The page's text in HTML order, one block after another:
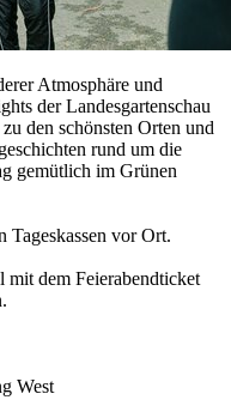
Atmosphäre und
der Landesgartenschau
den schönsten Orten und
rund um die
gemütlich im Grünen
Tageskassen vor Ort.
mit dem Feierabendticket
West